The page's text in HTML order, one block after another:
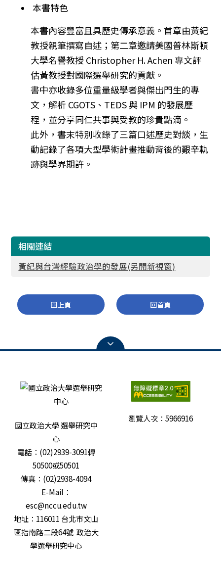
本書特色
本書內容豐富且具歷史傳承意義。首章由黃紀
教授親筆撰寫自述； 第二章邀請美國普林斯頓
大學名譽教授 Christopher H. Achen 專文評
估黃教授對國際選舉研究的貢獻。
書中亦收錄多位重量級學者與傑出門生的專
文，解析 CGOTS、TEDS 與 IPM 的發展歷
程，並分享同仁共事與受教的珍貴點滴。
此外，書末特別收錄了三篇口述歷史對談， 生
動記錄了各項大型學術計畫推動背後的艱辛軌
跡與學界期許。
相關連結
黃紀與台灣經驗政治學的發展(另開新視窗)
回上頁 回首頁
國立政治大學 選舉研究中
心
電話：(02)2939-3091轉
50500或50501
傳真：(02)2938-4094
E-Mail：
esc@nccu.edu.tw
地址：116011 台北市文山
區指南路二段64號 政治大
學選舉研究中心
瀏覽人次：5966916